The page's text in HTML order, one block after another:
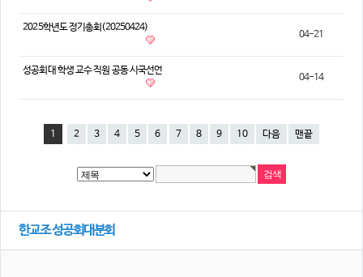
2025학년도 정기총회(20250424)
04-21
성공회대 학생 교수 직원 공동 시국선언
04-14
1 2 3 4 5 6 7 8 9 10 다음 맨끝
한교조 성공회대분회